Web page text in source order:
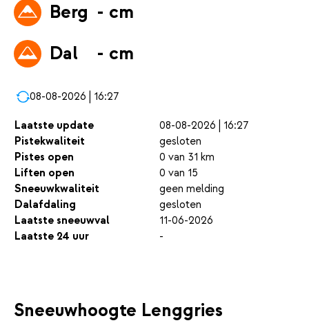
Berg - cm
Dal
- cm
08-08-2026 | 16:27
Laatste update
08-08-2026 | 16:27
Pistekwaliteit
gesloten
Pistes open
0 van 31 km
Liften open
0 van 15
Sneeuwkwaliteit
geen melding
Dalafdaling
gesloten
Laatste sneeuwval
11-06-2026
Laatste 24 uur
-
Sneeuwhoogte Lenggries